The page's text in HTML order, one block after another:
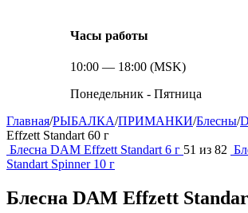
Часы работы
10:00 — 18:00 (MSK)
Понедельник - Пятница
Главная/РЫБАЛКА/ПРИМАНКИ/Блесны/
Effzett Standart 60 г
Блесна DAM Effzett Standart 6 г 51 из 82
Standart Spinner 10 г
Блесна DAM Effzett